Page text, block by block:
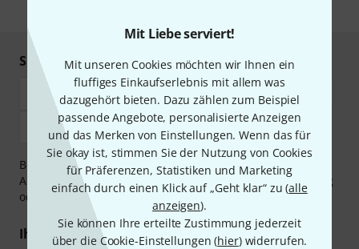
Mit Liebe serviert!
Mit unseren Cookies möchten wir Ihnen ein
fluffiges Einkaufserlebnis mit allem was
dazugehört bieten. Dazu zählen zum Beispiel
passende Angebote, personalisierte Anzeigen
und das Merken von Einstellungen. Wenn das für
Sie okay ist, stimmen Sie der Nutzung von Cookies
für Präferenzen, Statistiken und Marketing
einfach durch einen Klick auf „Geht klar“ zu (alle
anzeigen).
Sie können Ihre erteilte Zustimmung jederzeit
über die Cookie-Einstellungen (hier) widerrufen.
Sicher einkaufen & bezahlen
Bezahlen Sie vertraulich und sicher per Vorkasse, PayPal,
Amazon Pay,
Klarna Sofort bezahlen ,Klarna Ratenzahlung
oder Kreditkarte.
Ihre Vorteile